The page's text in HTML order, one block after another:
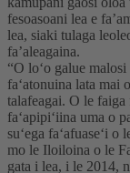
fesoasoani lea e
lea, siaki tulaga
fa’aleagaina.
“O loʻo galue
faʻatonuina lata mai
talafeagai. O le faiga
faʻapipiʻiina uma o
suʻega faʻafuaseʻi
mo le Iloiloina o le
gata i lea, i le 2014,